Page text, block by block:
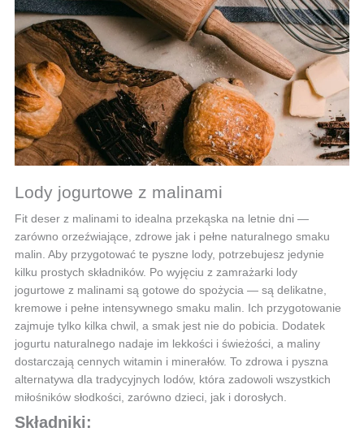
Lody jogurtowe z malinami
Fit deser z malinami to idealna przekąska na letnie dni —
zarówno orzeźwiające, zdrowe jak i pełne naturalnego smaku
malin. Aby przygotować te pyszne lody, potrzebujesz jedynie
kilku prostych składników. Po wyjęciu z zamrażarki lody
jogurtowe z malinami są gotowe do spożycia — są delikatne,
kremowe i pełne intensywnego smaku malin. Ich przygotowanie
zajmuje tylko kilka chwil, a smak jest nie do pobicia. Dodatek
jogurtu naturalnego nadaje im lekkości i świeżości, a maliny
dostarczają cennych witamin i minerałów. To zdrowa i pyszna
alternatywa dla tradycyjnych lodów, która zadowoli wszystkich
miłośników słodkości, zarówno dzieci, jak i dorosłych.
Składniki: